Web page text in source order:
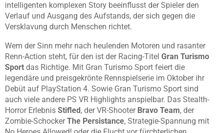
intelligenten komplexen Story beeinflusst der Spieler den
Verlauf und Ausgang des Aufstands, der sich gegen die
Versklavung durch Menschen richtet.
Wem der Sinn mehr nach heulenden Motoren und rasanter
Renn-Action steht, für den ist der Racing-Titel Gran Turismo
Sport das Richtige. Mit Gran Turismo Sport feiert die
legendäre und preisgekrönte Rennspielserie im Oktober ihr
Debüt auf PlayStation 4. Sowie Gran Turismo Sport sind
auch viele andere PS VR Highlights anspielbar. Das Stealth-
Horror Erlebnis Stifled , der VR-Shooter Bravo Team, der
Zombie-SchockerThe Persistance, Strategie-Spannung mit